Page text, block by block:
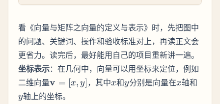
看《向量与矩阵之向量的定义与表示》时，先把图中
的问题、关键词、操作和验收标准对上，再读正文会
更省力。读完后，最好能用自己的项目重新讲一遍。
坐标表示：在几何中，向量可以用坐标来定位，例如
二维向量\mathbf{v}
= [x, y]
v = [x, y]，其中x
x和y
y分别是向量在x
x轴和
y轴上的坐标。